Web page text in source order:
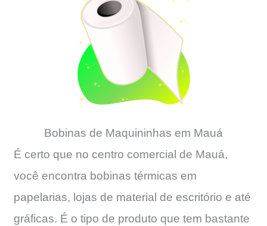
Bobinas de Maquininhas em Mauá
É certo que no centro comercial de Mauá,
você encontra bobinas térmicas em
papelarias, lojas de material de escritório e até
gráficas. É o tipo de produto que tem bastante